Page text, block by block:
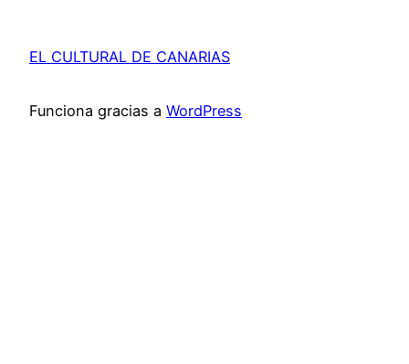
EL CULTURAL DE CANARIAS
Funciona gracias a WordPress